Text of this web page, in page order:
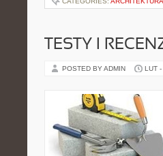
TESTY I
POSTED BY ADMIN LUT